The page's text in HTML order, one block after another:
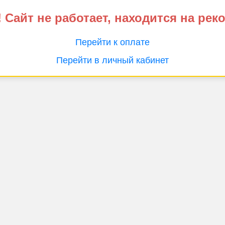
не работает, находится на
Перейти к оплате
Перейти в личный кабинет